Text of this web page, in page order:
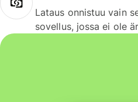
Lataus onnistuu vain
sovellus, jossa ei ole